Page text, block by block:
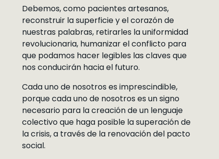
Debemos, como pacientes artesanos,
reconstruir la superficie y el corazón de
nuestras palabras, retirarles la uniformidad
revolucionaria, humanizar el conflicto para
que podamos hacer legibles las claves que
nos conducirán hacia el futuro.
Cada uno de nosotros es imprescindible,
porque cada uno de nosotros es un signo
necesario para la creación de un lenguaje
colectivo que haga posible la superación de
la crisis, a través de la renovación del pacto
social.